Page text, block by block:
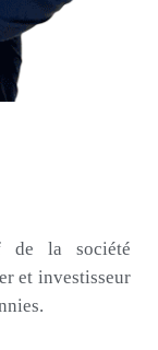
de la société
et investisseur